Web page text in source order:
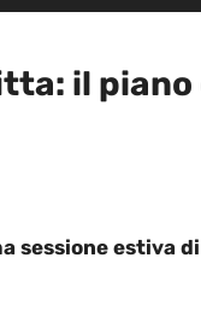
il
sessione estiva